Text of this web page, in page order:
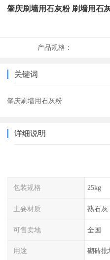
肇庆刷墙用石灰粉 刷墙用石
产品规格：
关键词
肇庆刷墙用石灰粉
详细说明
包装规格 25kg
主要材质 熟石灰
可售卖地 全国
用途 砌砖批